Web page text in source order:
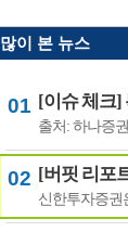
많이 본 뉴스